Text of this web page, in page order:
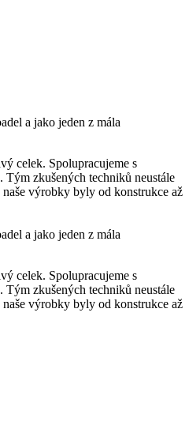
a jako jeden z mála
celek. Spolupracujeme s
Tým zkušených techniků neustále
výrobky byly od konstrukce až
a jako jeden z mála
celek. Spolupracujeme s
Tým zkušených techniků neustále
výrobky byly od konstrukce až